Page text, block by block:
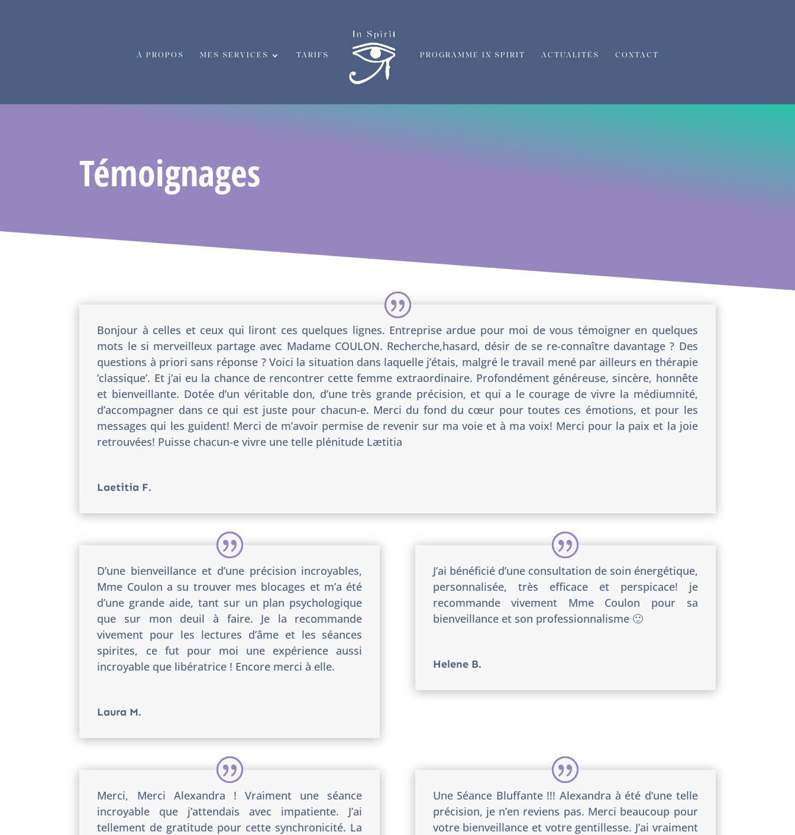
À PROPOS MES SERVICES TARIFS PROGRAMME IN SPIRIT ACTUALITÉS CONTACT
Témoignages
Bonjour à celles et ceux qui liront ces quelques lignes. Entreprise ardue pour moi de vous témoigner en quelques
mots le si merveilleux partage avec Madame COULON. Recherche,hasard, désir de se re-connaître davantage ? Des
questions à priori sans réponse ? Voici la situation dans laquelle j’étais, malgré le travail mené par ailleurs en thérapie
‘classique’. Et j’ai eu la chance de rencontrer cette femme extraordinaire. Profondément généreuse, sincère, honnête
et bienveillante. Dotée d’un véritable don, d’une très grande précision, et qui a le courage de vivre la médiumnité,
d’accompagner dans ce qui est juste pour chacun-e. Merci du fond du cœur pour toutes ces émotions, et pour les
messages qui les guident! Merci de m’avoir permise de revenir sur ma voie et à ma voix! Merci pour la paix et la joie
retrouvées! Puisse chacun-e vivre une telle plénitude Lætitia
Laetitia F.
D’une bienveillance et d’une précision incroyables,
Mme Coulon a su trouver mes blocages et m’a été
d’une grande aide, tant sur un plan psychologique
que sur mon deuil à faire. Je la recommande
vivement pour les lectures d’âme et les séances
spirites, ce fut pour moi une expérience aussi
incroyable que libératrice ! Encore merci à elle.
Laura M.
J’ai bénéficié d’une consultation de soin énergétique,
personnalisée, très efficace et perspicace! je
recommande vivement Mme Coulon pour sa
bienveillance et son professionnalisme 🙂
Helene B.
Merci, Merci Alexandra ! Vraiment une séance
incroyable que j’attendais avec impatiente. J’ai
tellement de gratitude pour cette synchronicité. La
Une Séance Bluffante !!! Alexandra à été d’une telle
précision, je n’en reviens pas. Merci beaucoup pour
votre bienveillance et votre gentillesse. J’ai vraiment